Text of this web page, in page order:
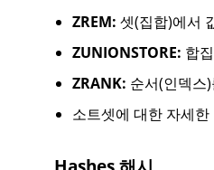
ZREM: 셋(집합)에서
ZUNIONSTORE: 합
ZRANK: 순서(인덱스
소트셋에 대한 자세